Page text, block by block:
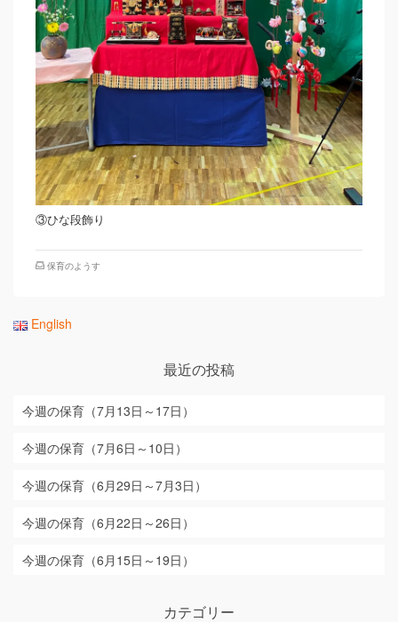
③ひな段飾り
保育のようす
English
最近の投稿
今週の保育（7月13日～17日）
今週の保育（7月6日～10日）
今週の保育（6月29日～7月3日）
今週の保育（6月22日～26日）
今週の保育（6月15日～19日）
カテゴリー